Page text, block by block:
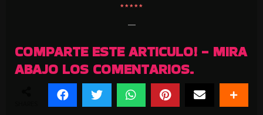
*****
—
COMPARTE ESTE ARTICULO! - MIRA
ABAJO LOS COMENTARIOS.